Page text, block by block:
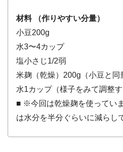
材料 （作りやすい分量）
小豆200g
水3〜4カップ
塩小さじ1/2弱
米麹（乾燥）200g（小豆と同
水1カップ（様子をみて調整す
■ ※今回は乾燥麹を使ってい
は水分を半分ぐらいに減らし